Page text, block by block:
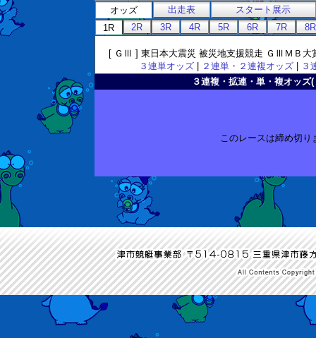
オッズ 出走表
スタート展示
1R
2R 3R 4R 5R 6R 7R 8R
[ ＧⅢ ] 東日本大震災 被災地支援競走 ＧⅢＭＢ
３連単オッズ| ２連単・２連複オッズ|
３
３連複・拡連・単・複オッズ
このレースは締め切り